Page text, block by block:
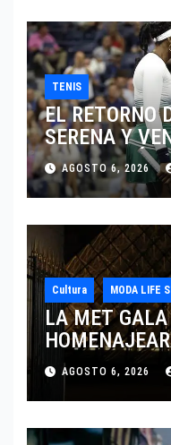
TENIS
EL RETORNO
SERENA Y
DISPUTARÁN
CINCINNATI
AGOSTO 6, 2026
Cultura MODA LIFE
LA MET
MARCANDO
DEL
AGOSTO 6, 2026